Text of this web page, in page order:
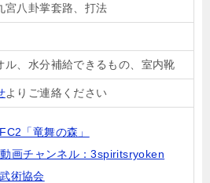
宮八卦掌套路、打法
ル、水分補給できるもの、室内靴
よりご連絡ください
「竜舞の森」
画チャンネル：3spiritsryoken
術協会